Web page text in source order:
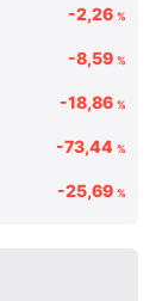
-2,26 %
-8,59 %
-18,86 %
-73,44 %
-25,69 %